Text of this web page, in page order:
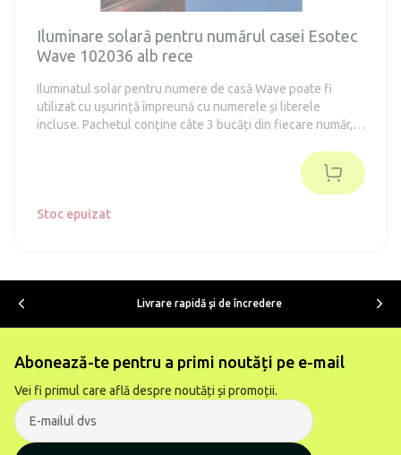
Iluminare solară pentru numărul casei Esotec
Wave 102036 alb rece
Iluminatul solar pentru numere de casă Wave poate fi
utilizat cu ușurință împreună cu numerele și literele
incluse. Pachetul conține câte 3 bucăți din fiecare număr,
Stoc epuizat
Livrare rapidă şi de încredere
Abonează-te pentru a primi noutăți pe e-mail
Vei fi primul care află despre noutăți și promoții.